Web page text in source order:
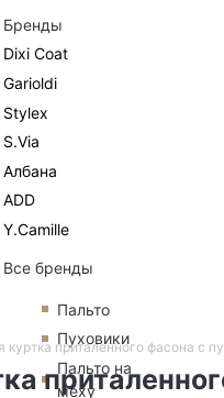
Бренды
Dixi Coat
Garioldi
Stylex
S.Via
Албана
ADD
Y.Camille
Все бренды
Пальто
Пуховики
Пальто на
меху
куртка приталенного фасона с